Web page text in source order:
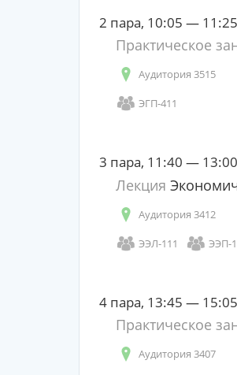
2 пара, 10:05 — 11:25
Практическое
Аудитория 3515
ЭГП-411
3 пара, 11:40 — 13:00
Лекция
Аудитория 3412
ЭЭЛ-111 ЭЭП-
4 пара, 13:45 — 15:05
Практическое
Аудитория 3407